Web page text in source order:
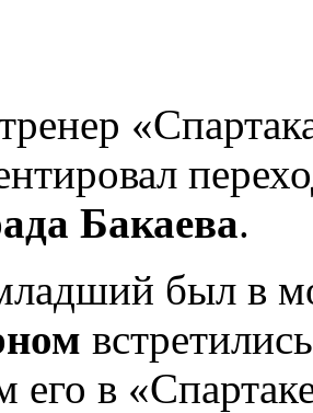
Бакаева.
был в
его в